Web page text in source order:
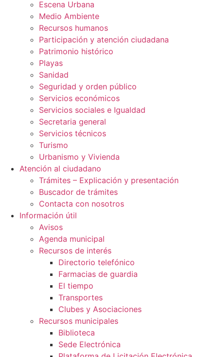
Escena Urbana
Medio Ambiente
Recursos humanos
Participación y atención ciudadana
Patrimonio histórico
Playas
Sanidad
Seguridad y orden público
Servicios económicos
Servicios sociales e Igualdad
Secretaria general
Servicios técnicos
Turismo
Urbanismo y Vivienda
Atención al ciudadano
Trámites – Explicación y presentación
Buscador de trámites
Contacta con nosotros
Información útil
Avisos
Agenda municipal
Recursos de interés
Directorio telefónico
Farmacias de guardia
El tiempo
Transportes
Clubes y Asociaciones
Recursos municipales
Biblioteca
Sede Electrónica